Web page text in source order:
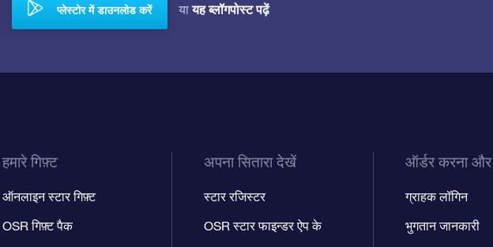
प्लेस्टोर में डाउनलोड करें यायह ब्लॉगपोस्ट पढ़ें
हमारे गिफ़्ट
ऑनलाइन स्टार गिफ़्ट
OSR गिफ़्ट पैक
अपना सितारा देखें
स्टार रजिस्टर
OSR स्टार फाइन्डर ऐप के
ऑर्डर करना और
ग्राहक लॉगिन
भुगतान जानकारी